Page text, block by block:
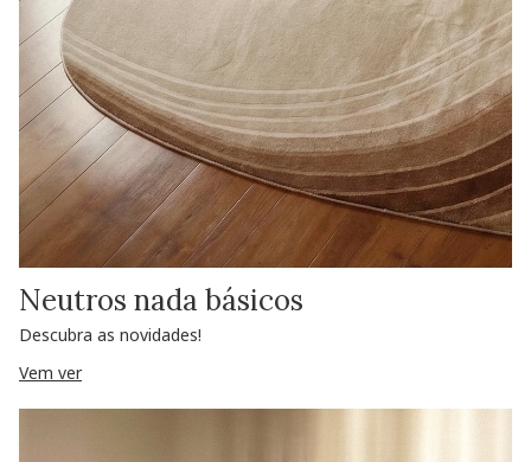
Neutros nada básicos
Descubra as novidades!
Vem ver